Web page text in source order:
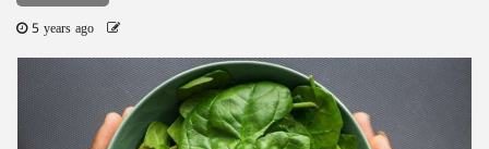
5 years ago